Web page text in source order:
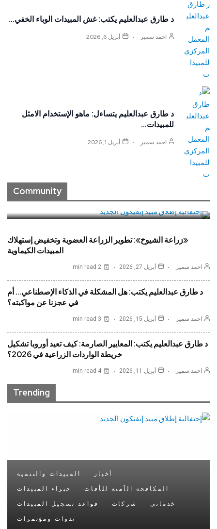
د طارق عبدالعليم يكتب: غش المبيدات الوباء الخفي…
احمد سمير أبريل 6, 2026
د طارق عبدالعليم يتساءل: ماهو الإستخدام الامثل
للمبيدات…
احمد سمير أبريل 1, 2026
Community
«زراعة الشيوخ»: تطوير الزراعة العضوية وتخفيض إستهلاك
المبيدات الكيماوية
احمد سمير أبريل 27, 2026 2 min read
د طارق عبدالعليم يكتب: هل المشكلة في الذكاء الإصطناعي… أم
في عجزنا عن مواكبته؟
احمد سمير أبريل 15, 2026 3 min read
د طارق عبدالعليم يكتب: المعايير الصارمة: كيف تعيد أوروبا تشكيل
خريطة الواردات الزراعية في 2026؟
احمد سمير أبريل 11, 2026 4 min read
Trending
أخبار
المبيدات والتنمية
المكافحة الآمنة للأفات
خبراء المبيدات
خدماتي
شركات
قواعد تسجيل المبيدات
ندوات ومؤتمرات